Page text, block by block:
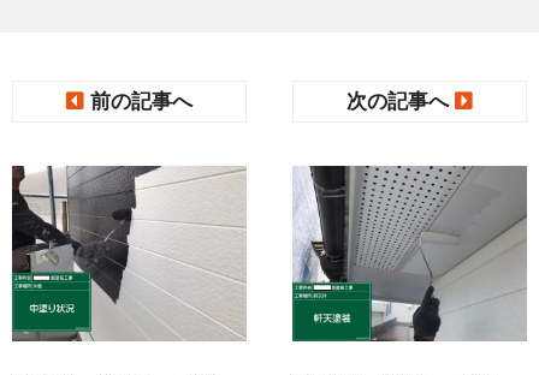
前の記事へ 次の記事へ